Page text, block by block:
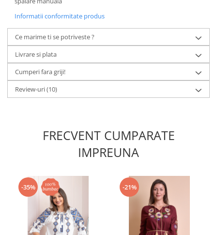
Informatii conformitate produs
Ce marime ti se potriveste ?
Livrare si plata
Cumperi fara griji!
Review-uri(10)
FRECVENT CUMPARATE
IMPREUNA
-35% -21%